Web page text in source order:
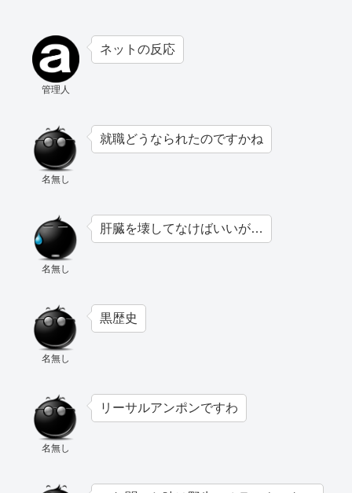
管理人
ネットの反応
名無し
就職どうなられたのですかね
名無し
肝臓を壊してなけばいいが…
名無し
黒歴史
名無し
リーサルアンポンですわ